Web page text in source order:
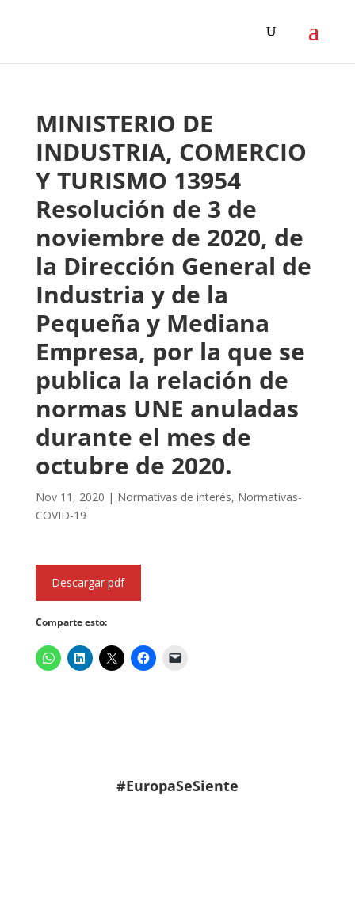
MINISTERIO DE
INDUSTRIA, COMERCIO
Y TURISMO 13954
Resolución de 3 de
noviembre de 2020, de
la Dirección General de
Industria y de la
Pequeña y Mediana
Empresa, por la que se
publica la relación de
normas UNE anuladas
durante el mes de
octubre de 2020.
Nov 11, 2020 | Normativas de interés, Normativas-
COVID-19
Descargar pdf
Comparte esto:
#EuropaSeSiente